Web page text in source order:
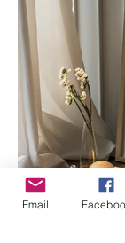
Email